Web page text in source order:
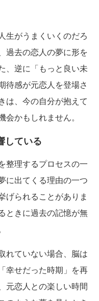
生がうまくいくのだろ
過去の恋人の夢に形を
、逆に「もっと良い未
待感が元恋人を登場さ
は、今の自分が抱えて
会かもしれません。
している
整理するプロセスの一
に出てくる理由の一つ
げられることがありま
ときに過去の記憶が無
れていない場合、脳は
幸せだった時期」を再
元恋人との楽しい時間